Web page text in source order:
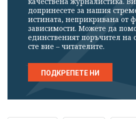
допринесете за нашия
истината, неприкривана от
зависимости. Можете да
единственият поръчител на
сте вие – читателите.
ПОДКРЕПЕТЕ НИ